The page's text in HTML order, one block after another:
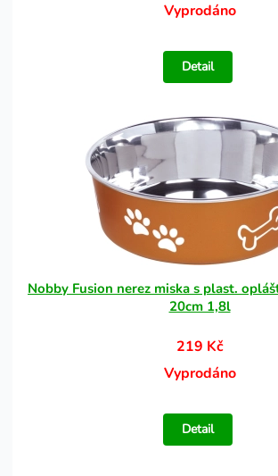
Vyprodáno
Detail
Nobby Fusion nerez miska s plast.
20cm 1,8l
219 Kč
Vyprodáno
Detail